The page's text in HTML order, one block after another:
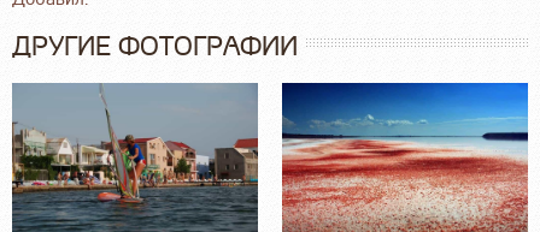
ДРУГИЕ ФОТОГРАФИИ